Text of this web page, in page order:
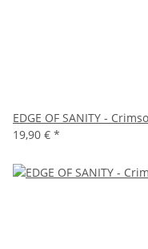
EDGE OF SANITY -
19,90 € *